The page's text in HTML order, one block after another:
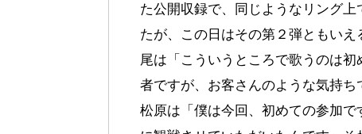
た公開収録で、同じようなリング
たが、この日はその第２弾ともい
尾は「こういうところで歌うのは
者ですが、お客さんのような気持ち
松原は「僕は今回、初めての参加